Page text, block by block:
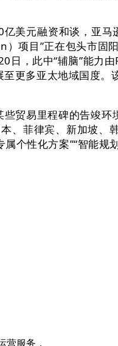
美元融资和谈，亚马
项目”正在包头市
，此中“辅脑”能力
更多亚太地域国度。
易里程碑的告竣环
、菲律宾、新加坡、
个性化方案”“智能规
营服务，